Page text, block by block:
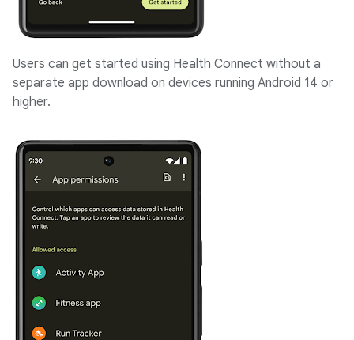
Users can get started using Health Connect without a
separate app download on devices running Android 14 or
higher.